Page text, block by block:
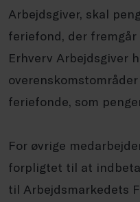
Arbejdsgiver, skal
feriefond, der fremgår
Erhverv Arbejdsgiver
feriefonde, som
For øvrige
forpligtet til at
til Arbejdsmarkedets